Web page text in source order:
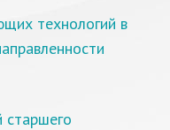
технологий в
старшего